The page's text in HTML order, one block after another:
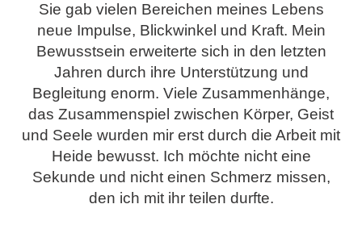
Sie gab vielen Bereichen meines Lebens
neue Impulse, Blickwinkel und Kraft. Mein
Bewusstsein erweiterte sich in den letzten
Jahren durch ihre Unterstützung und
Begleitung enorm. Viele Zusammenhänge,
das Zusammenspiel zwischen Körper, Geist
und Seele wurden mir erst durch die Arbeit mit
Heide bewusst. Ich möchte nicht eine
Sekunde und nicht einen Schmerz missen,
den ich mit ihr teilen durfte.